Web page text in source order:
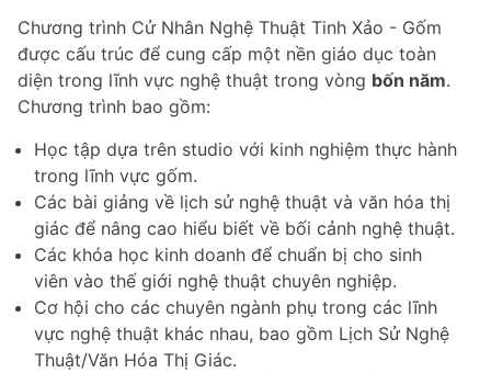
Chương trình Cử Nhân Nghệ Thuật Tinh Xảo - Gốm
được cấu trúc để cung cấp một nền giáo dục toàn
diện trong lĩnh vực nghệ thuật trong vòng bốn năm.
Chương trình bao gồm:
Học tập dựa trên studio với kinh nghiệm thực hành
trong lĩnh vực gốm.
Các bài giảng về lịch sử nghệ thuật và văn hóa thị
giác để nâng cao hiểu biết về bối cảnh nghệ thuật.
Các khóa học kinh doanh để chuẩn bị cho sinh
viên vào thế giới nghệ thuật chuyên nghiệp.
Cơ hội cho các chuyên ngành phụ trong các lĩnh
vực nghệ thuật khác nhau, bao gồm Lịch Sử Nghệ
Thuật/Văn Hóa Thị Giác.